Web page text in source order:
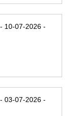
10-07-2026 -
03-07-2026 -